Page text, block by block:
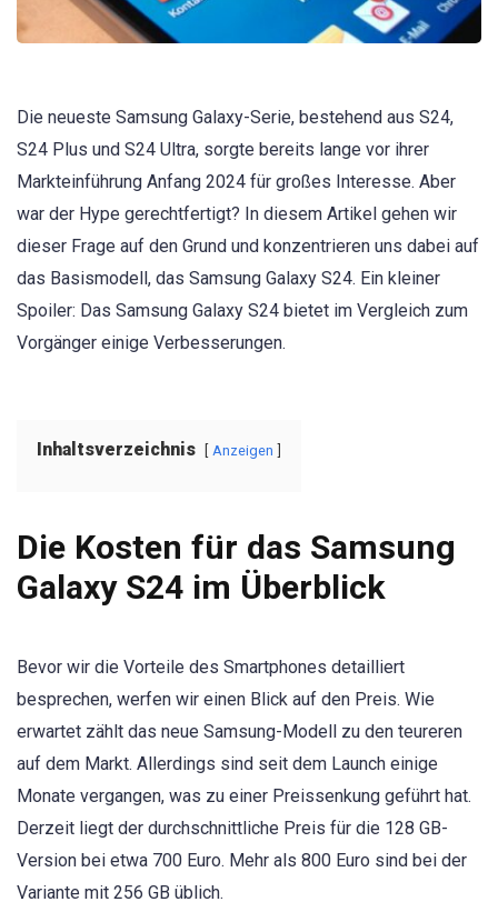
Die neueste Samsung Galaxy-Serie, bestehend aus S24,
S24 Plus und S24 Ultra, sorgte bereits lange vor ihrer
Markteinführung Anfang 2024 für großes Interesse. Aber
war der Hype gerechtfertigt? In diesem Artikel gehen wir
dieser Frage auf den Grund und konzentrieren uns dabei auf
das Basismodell, das Samsung Galaxy S24. Ein kleiner
Spoiler: Das Samsung Galaxy S24 bietet im Vergleich zum
Vorgänger einige Verbesserungen.
Inhaltsverzeichnis Anzeigen
Die Kosten für das Samsung
Galaxy S24 im Überblick
Bevor wir die Vorteile des Smartphones detailliert
besprechen, werfen wir einen Blick auf den Preis. Wie
erwartet zählt das neue Samsung-Modell zu den teureren
auf dem Markt. Allerdings sind seit dem Launch einige
Monate vergangen, was zu einer Preissenkung geführt hat.
Derzeit liegt der durchschnittliche Preis für die 128 GB-
Version bei etwa 700 Euro. Mehr als 800 Euro sind bei der
Variante mit 256 GB üblich.